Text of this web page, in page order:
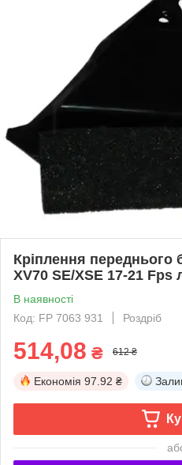
Кріплення переднього
XV70 SE/XSE 17-21 Fps
В наявності
Код: FP 7063 931
Роздріб
514,08 ₴ 612 ₴
Економія 97.92 ₴